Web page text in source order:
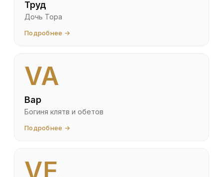
Труд
Дочь Тора
Подробнее →
VA
Вар
Богиня клятв и обетов
Подробнее →
VE